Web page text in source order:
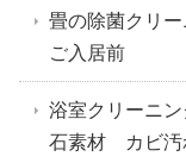
畳の除菌クリ
ご入居前
浴室クリーニ
石素材 カビ汚